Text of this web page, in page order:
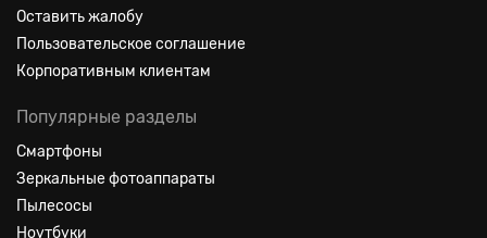
Оставить жалобу
Пользовательское соглашение
Корпоративным клиентам
Популярные разделы
Смартфоны
Зеркальные фотоаппараты
Пылесосы
Ноутбуки